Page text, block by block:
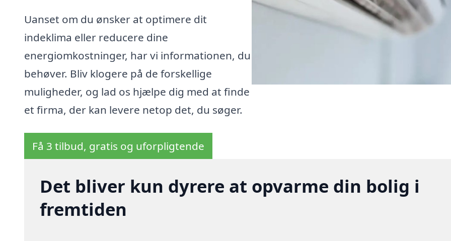
Uanset om du ønsker at optimere dit
indeklima eller reducere dine
energiomkostninger, har vi informationen, du
behøver. Bliv klogere på de forskellige
muligheder, og lad os hjælpe dig med at finde
et firma, der kan levere netop det, du søger.
Få 3 tilbud, gratis og uforpligtende
Det bliver kun dyrere at opvarme din bolig i
fremtiden